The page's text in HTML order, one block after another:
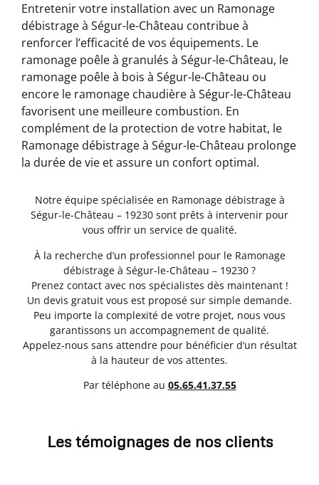
Entretenir votre installation avec un Ramonage
débistrage à Ségur-le-Château contribue à
renforcer l’efficacité de vos équipements. Le
ramonage poêle à granulés à Ségur-le-Château, le
ramonage poêle à bois à Ségur-le-Château ou
encore le ramonage chaudière à Ségur-le-Château
favorisent une meilleure combustion. En
complément de la protection de votre habitat, le
Ramonage débistrage à Ségur-le-Château prolonge
la durée de vie et assure un confort optimal.
Notre équipe spécialisée en Ramonage débistrage à
Ségur-le-Château – 19230 sont prêts à intervenir pour
vous offrir un service de qualité.
À la recherche d’un professionnel pour le Ramonage
débistrage à Ségur-le-Château – 19230 ?
Prenez contact avec nos spécialistes dès maintenant !
Un devis gratuit vous est proposé sur simple demande.
Peu importe la complexité de votre projet, nous vous
garantissons un accompagnement de qualité.
Appelez-nous sans attendre pour bénéficier d’un résultat
à la hauteur de vos attentes.
Par téléphone au 05.65.41.37.55
Les témoignages de nos clients